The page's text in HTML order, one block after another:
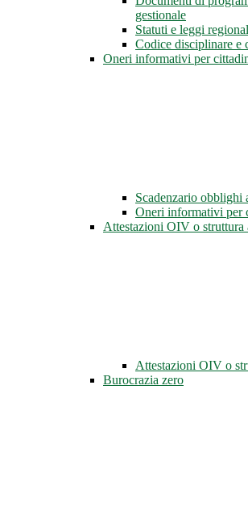
gestionale
Statuti e leggi
Codice disciplinare e
Oneri informativi per
Scadenzario obblighi
Oneri informativi per
Attestazioni OIV o struttura
Attestazioni OIV o
Burocrazia zero